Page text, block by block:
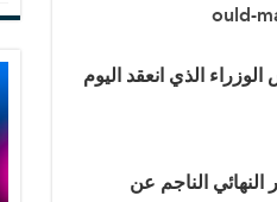
الذي انعقد اليوم
الناجم عن